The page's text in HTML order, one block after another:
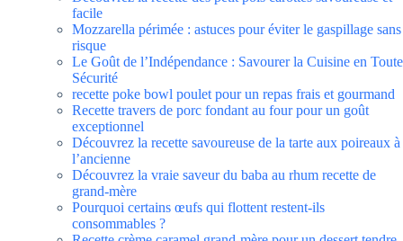
facile
Mozzarella périmée : astuces pour éviter le gaspillage sans
risque
Le Goût de l’Indépendance : Savourer la Cuisine en Toute
Sécurité
recette poke bowl poulet pour un repas frais et gourmand
Recette travers de porc fondant au four pour un goût
exceptionnel
Découvrez la recette savoureuse de la tarte aux poireaux à
l’ancienne
Découvrez la vraie saveur du baba au rhum recette de
grand-mère
Pourquoi certains œufs qui flottent restent-ils
consommables ?